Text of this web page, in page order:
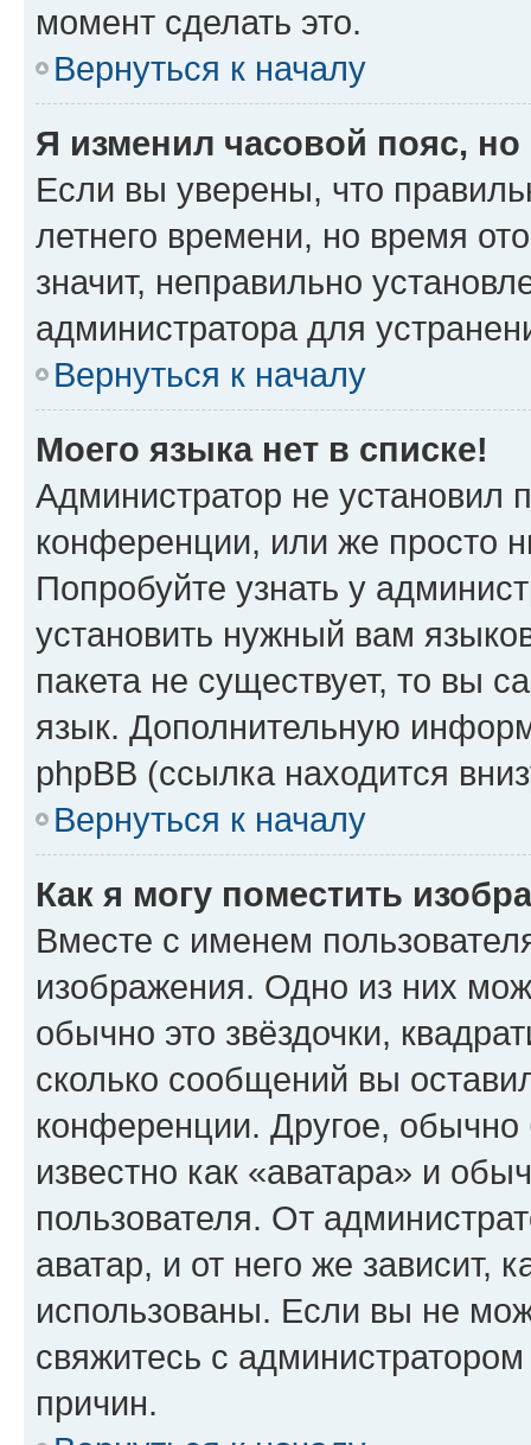
момент сделать это.
Вернуться к началу
Я изменил часовой пояс,
Если вы уверены, что
летнего времени, но время
значит, неправильно
администратора для
Вернуться к началу
Моего языка нет в списке!
Администратор не установил
конференции, или же просто
Попробуйте узнать у
установить нужный вам
пакета не существует, то вы
язык. Дополнительную
phpBB (ссылка находится
Вернуться к началу
Как я могу поместить
Вместе с именем
изображения. Одно из них
обычно это звёздочки,
сколько сообщений вы
конференции. Другое,
известно как «аватара» и
пользователя. От
аватар, и от него же зависит,
использованы. Если вы не
свяжитесь с
причин.